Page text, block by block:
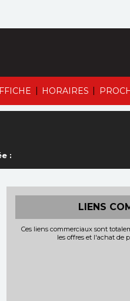
| HORAIRES |
:
LIENS
Ces liens commerciaux sont
les offres et l'achat de